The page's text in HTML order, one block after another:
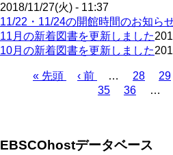
2018/11/27(火) - 11:37
11/22・11/24の開館時間のお知ら
11月の新着図書を更新しました
10月の新着図書を更新しました
り
先
« 先頭
前
‹ 前 …
ペ
ー
28
ペ
ー
29
ペ
35
ペ
36 …
EBSCOhostデータベース